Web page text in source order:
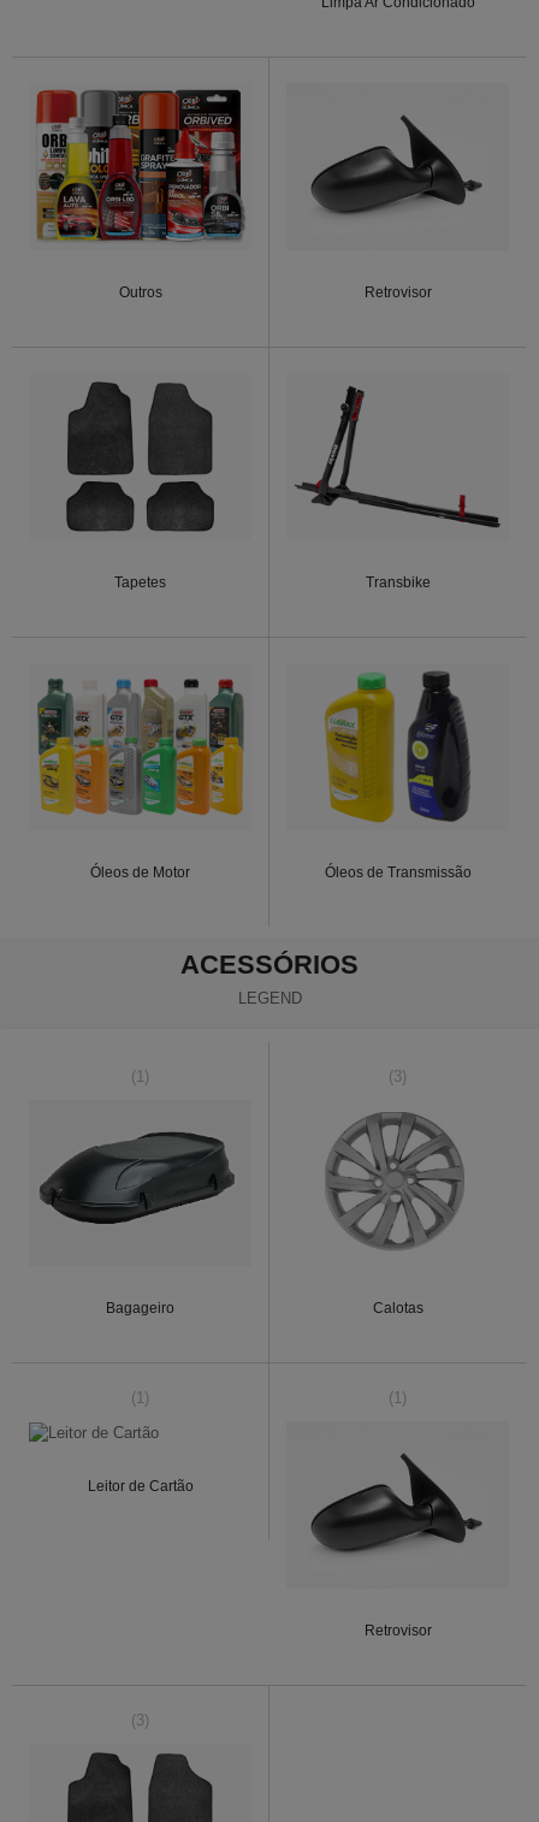
Outros Retrovisor
Tapetes Transbike
Óleos de Motor Óleos de Transmissão
ACESSÓRIOS
LEGEND
(1)
Bagageiro
(3)
Calotas
(1)
Leitor de Cartão
(1)
Retrovisor
(3)